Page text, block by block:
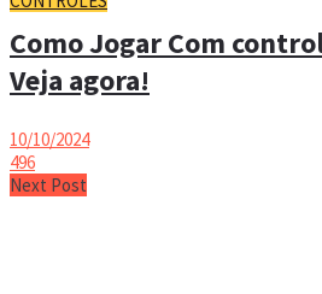
Como Jogar Com
Veja agora!
10/10/2024
496
Next Post